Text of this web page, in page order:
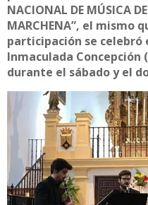
NACIONAL DE MÚSICA
MARCHENA”, el mismo
participación se celebró
Inmaculada
durante el sábado y el